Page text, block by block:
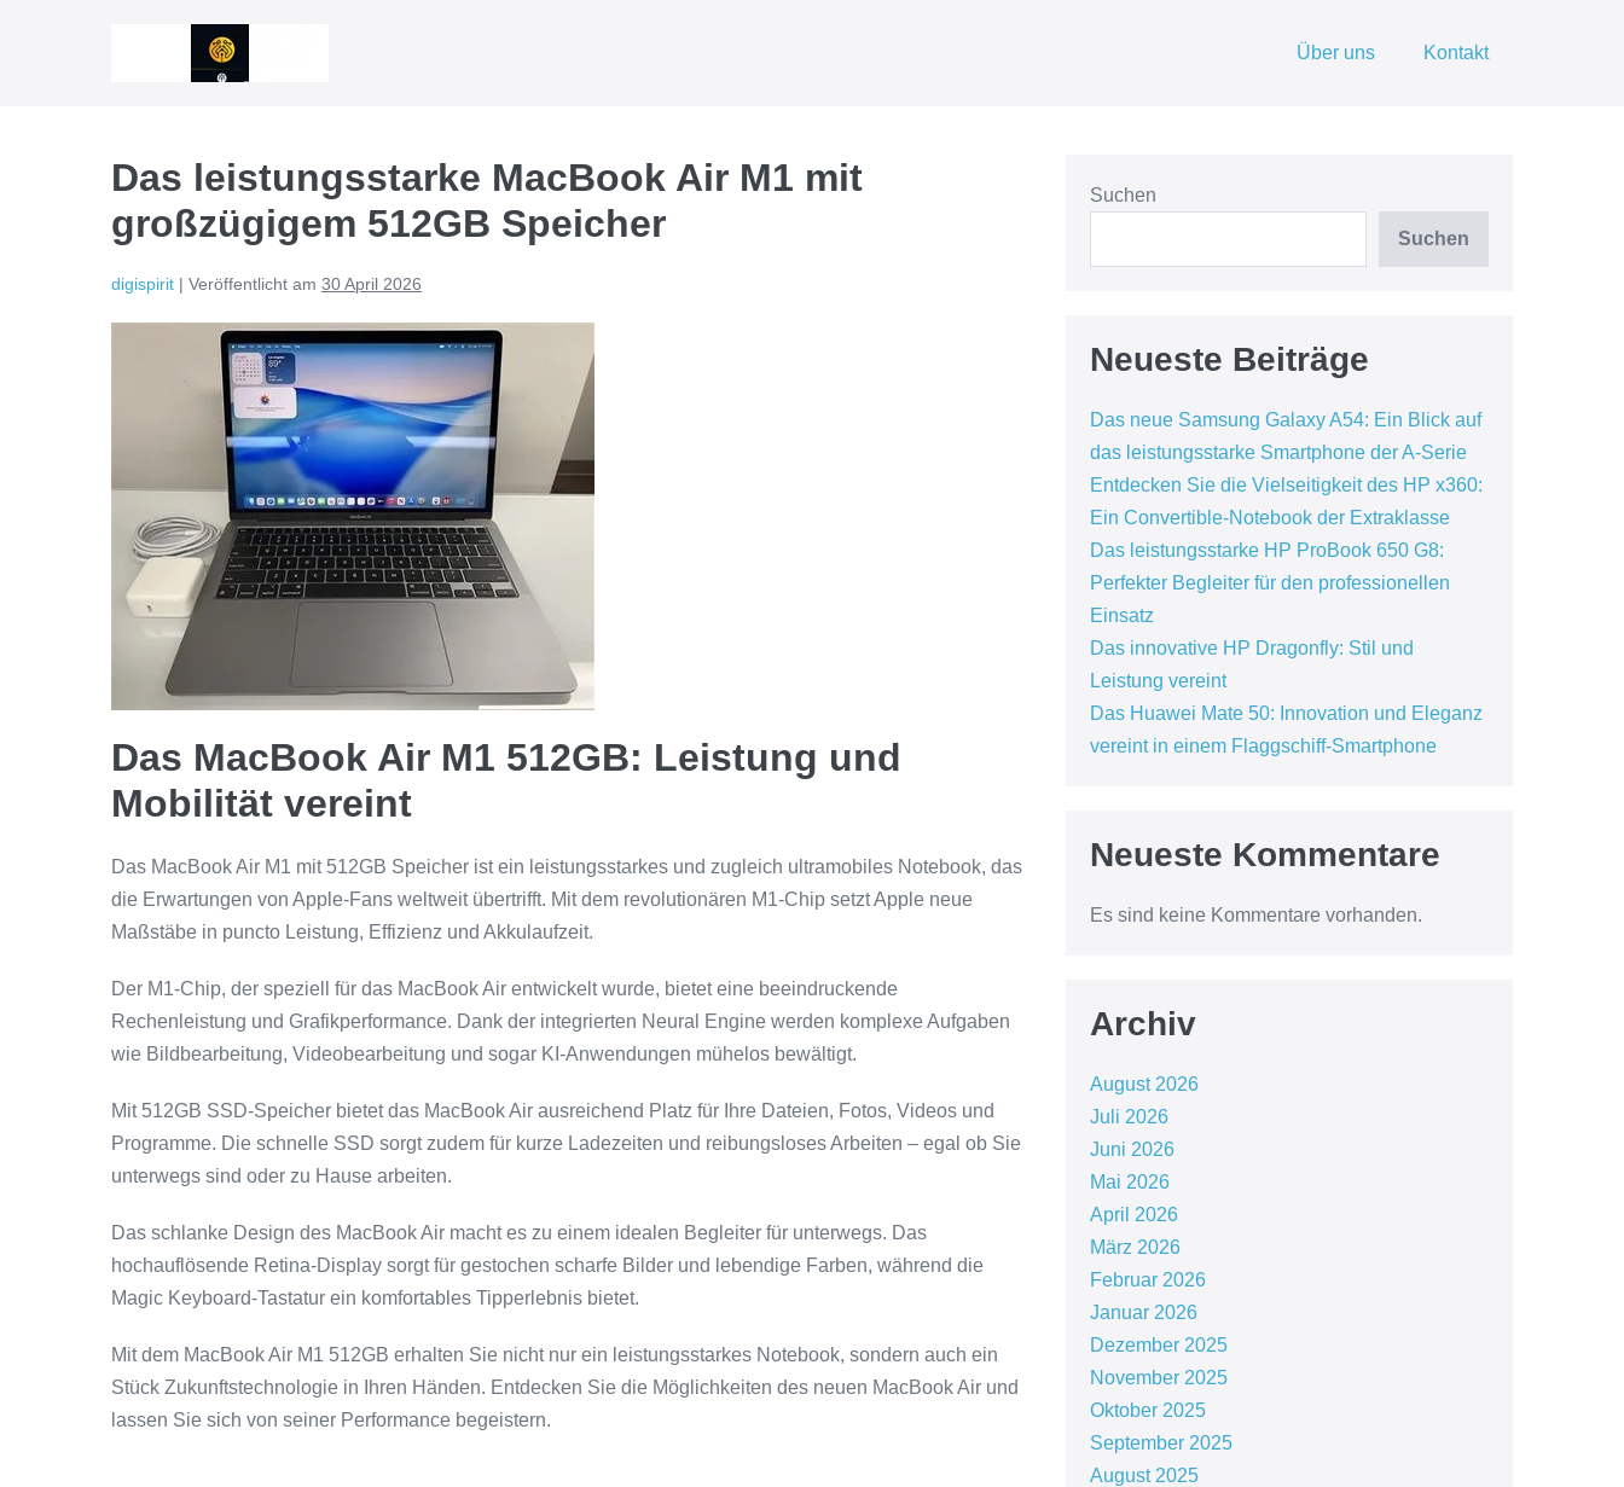
Über uns Kontakt
Das leistungsstarke MacBook Air M1 mit
großzügigem 512GB Speicher
digispirit | Veröffentlicht am 30 April 2026
Das MacBook Air M1 512GB: Leistung und
Mobilität vereint
Das MacBook Air M1 mit 512GB Speicher ist ein leistungsstarkes und zugleich ultramobiles Notebook, das
die Erwartungen von Apple-Fans weltweit übertrifft. Mit dem revolutionären M1-Chip setzt Apple neue
Maßstäbe in puncto Leistung, Effizienz und Akkulaufzeit.
Der M1-Chip, der speziell für das MacBook Air entwickelt wurde, bietet eine beeindruckende
Rechenleistung und Grafikperformance. Dank der integrierten Neural Engine werden komplexe Aufgaben
wie Bildbearbeitung, Videobearbeitung und sogar KI-Anwendungen mühelos bewältigt.
Mit 512GB SSD-Speicher bietet das MacBook Air ausreichend Platz für Ihre Dateien, Fotos, Videos und
Programme. Die schnelle SSD sorgt zudem für kurze Ladezeiten und reibungsloses Arbeiten – egal ob Sie
unterwegs sind oder zu Hause arbeiten.
Das schlanke Design des MacBook Air macht es zu einem idealen Begleiter für unterwegs. Das
hochauflösende Retina-Display sorgt für gestochen scharfe Bilder und lebendige Farben, während die
Magic Keyboard-Tastatur ein komfortables Tipperlebnis bietet.
Mit dem MacBook Air M1 512GB erhalten Sie nicht nur ein leistungsstarkes Notebook, sondern auch ein
Stück Zukunftstechnologie in Ihren Händen. Entdecken Sie die Möglichkeiten des neuen MacBook Air und
lassen Sie sich von seiner Performance begeistern.
Suchen
Suchen
Neueste Beiträge
Das neue Samsung Galaxy A54: Ein Blick auf
das leistungsstarke Smartphone der A-Serie
Entdecken Sie die Vielseitigkeit des HP x360:
Ein Convertible-Notebook der Extraklasse
Das leistungsstarke HP ProBook 650 G8:
Perfekter Begleiter für den professionellen
Einsatz
Das innovative HP Dragonfly: Stil und
Leistung vereint
Das Huawei Mate 50: Innovation und Eleganz
vereint in einem Flaggschiff-Smartphone
Neueste Kommentare
Es sind keine Kommentare vorhanden.
Archiv
August 2026
Juli 2026
Juni 2026
Mai 2026
April 2026
März 2026
Februar 2026
Januar 2026
Dezember 2025
November 2025
Oktober 2025
September 2025
August 2025